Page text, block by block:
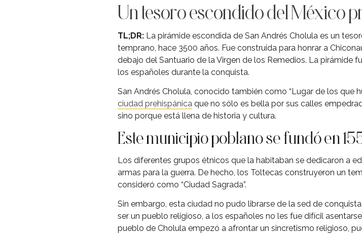
Un tesoro escondido del México
TL;DR: La pirámide escondida de San Andrés Cholula es un
temprano, hace 3500 años. Fue construida para honrar a
debajo del Santuario de la Virgen de los Remedios. La
los españoles durante la conquista.
San Andrés Cholula, conocido también como “Lugar de los que
ciudad prehispánica que no sólo es bella por sus calles
sino porque está llena de historia y cultura.
Este municipio poblano se fundó en
Los diferentes grupos étnicos que la habitaban se dedicaron a
armas para la guerra. De hecho, los Toltecas construyeron un
consideró como “Ciudad Sagrada”.
Sin embargo, esta ciudad no pudo librarse de la sed de
ser un pueblo religioso, a los españoles no les fue difícil
pueblo de Cholula empezó a afrontar un sincretismo religioso,